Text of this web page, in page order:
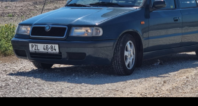
Favorit kožený - 2